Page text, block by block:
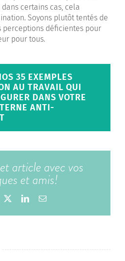
certains cas, cela
Soyons plutôt tentés de
perceptions déficientes pour
pour tous.
35 EXEMPLES
AU TRAVAIL QUI
DANS VOTRE
ANTI-
article avec vos
et amis!
LinkedInEmail